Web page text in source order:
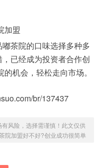
茶院的口味选择多种多
已经成为投资者合作创
机会，轻松走向市场。
br/137437
风险，选择需谨慎！此文仅供
院加盟好不好?创业成功很简单